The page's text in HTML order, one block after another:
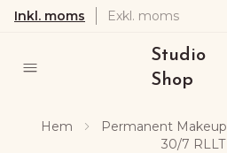
Inkl. moms Exkl. moms
Studio
Shop
Hem Permanent Makeup
30/7 RLLT